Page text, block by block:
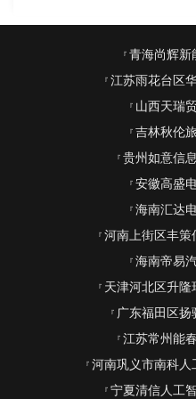
青海尚辉新
江苏雨花台区
山西天瑞
吉林秋伦
贵州如意信
安徽高盛
海南汇达
河南上街区丰策
海南帝易
天津河北区升隆
广东福田区扬
江苏常州能
河南巩义市南科人
宁夏清信人工